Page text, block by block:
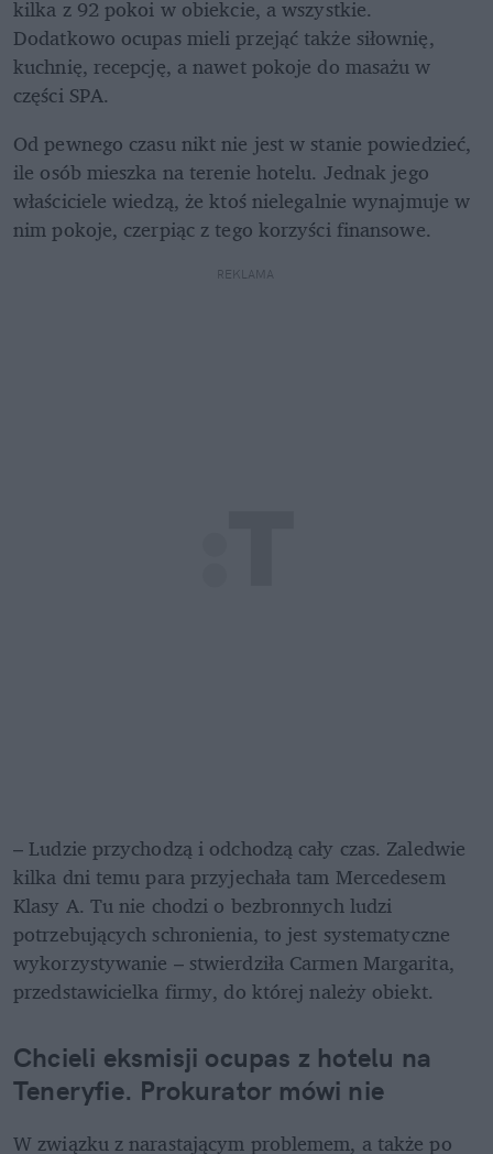
kilka z 92 pokoi w obiekcie, a wszystkie.
Dodatkowo ocupas mieli przejąć także siłownię,
kuchnię, recepcję, a nawet pokoje do masażu w
części SPA.
Od pewnego czasu nikt nie jest w stanie powiedzieć,
ile osób mieszka na terenie hotelu. Jednak jego
właściciele wiedzą, że ktoś nielegalnie wynajmuje w
nim pokoje, czerpiąc z tego korzyści finansowe.
REKLAMA
– Ludzie przychodzą i odchodzą cały czas. Zaledwie
kilka dni temu para przyjechała tam Mercedesem
Klasy A. Tu nie chodzi o bezbronnych ludzi
potrzebujących schronienia, to jest systematyczne
wykorzystywanie – stwierdziła Carmen Margarita,
przedstawicielka firmy, do której należy obiekt.
Chcieli eksmisji ocupas z hotelu na
Teneryfie. Prokurator mówi nie
W związku z narastającym problemem, a także po